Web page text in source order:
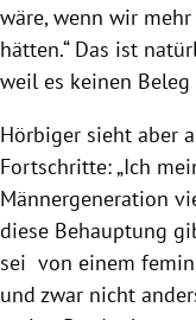
Untermenü
Untermenü
Untermenü
Untermenü
Untermenü
wäre, wenn wir
hätten.“ Das ist
weil es keinen
Hörbiger sieht aber
Fortschritte: „Ich
Männergeneration
diese Behauptung
sei von einem
und zwar nicht